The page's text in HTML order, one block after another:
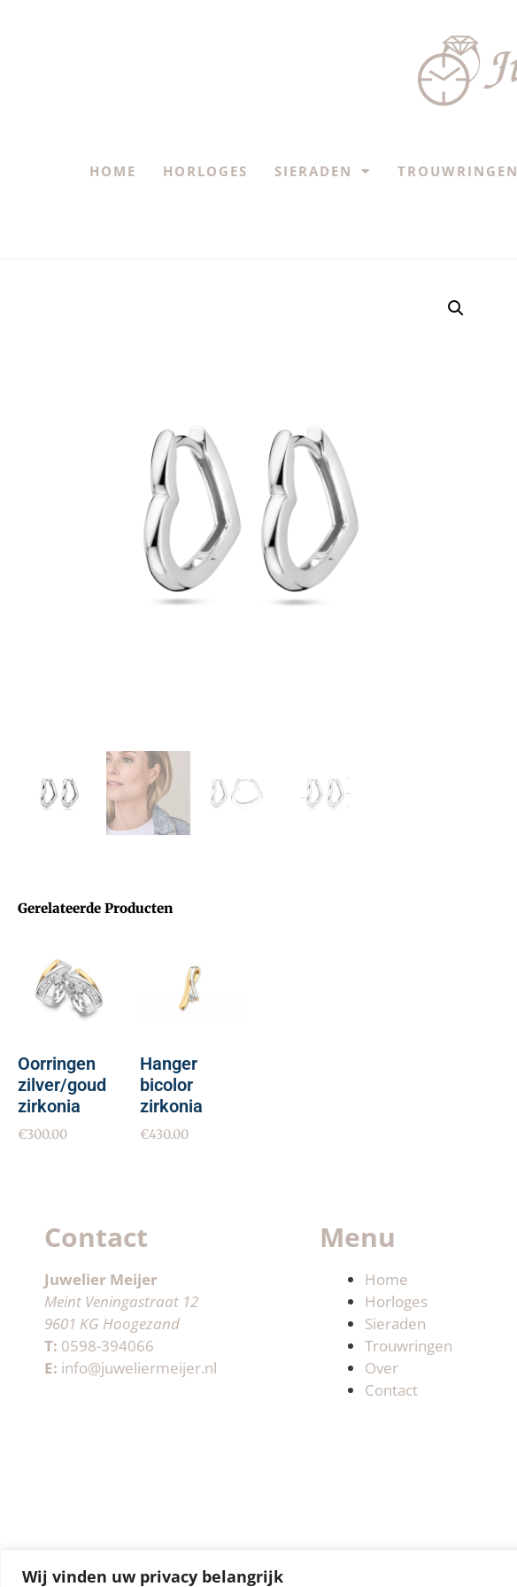
Wij vinden uw privacy belangrijk
HOME HORLOGES SIERADEN TROUWRINGEN
Gerelateerde Producten
Oorringen
zilver/goud
zirkonia
€300.00
Hanger
bicolor
zirkonia
€430.00
Contact
Juwelier Meijer
Meint Veningastraat 12
9601 KG Hoogezand
T: 0598-394066
E: info@juweliermeijer.nl
Menu
Home
Horloges
Sieraden
Trouwringen
Over
Contact